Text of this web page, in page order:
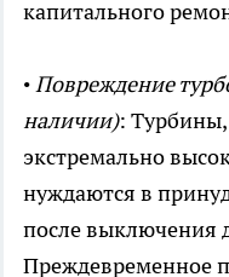
капитального
•Повреждение
наличии):
экстремально
нуждаются в
после выключения
Преждевременное